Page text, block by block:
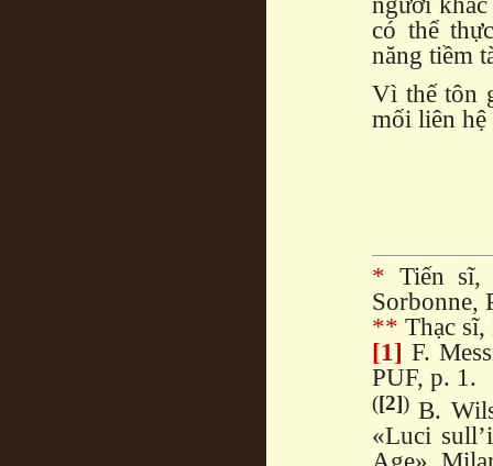
có thể
năng tiềm
Vì thế tôn
mối liên
* Tiến sĩ,
Sorbonne,
** Thạc
[1] F.
PUF, p. 1.
([2])B.
«Luci